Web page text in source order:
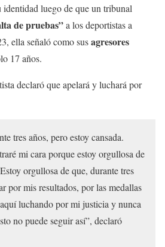
identidad luego de que un tribunal
de pruebas”a los deportistas a
ella señaló como susagresores
17 años.
declaró que apelará y luchará por
tres años, pero estoy cansada.
mi cara porque estoy orgullosa de
orgullosa de que, durante tres
por mis resultados, por las medallas
luchando por mi justicia y nunca
no puede seguir así”, declaró